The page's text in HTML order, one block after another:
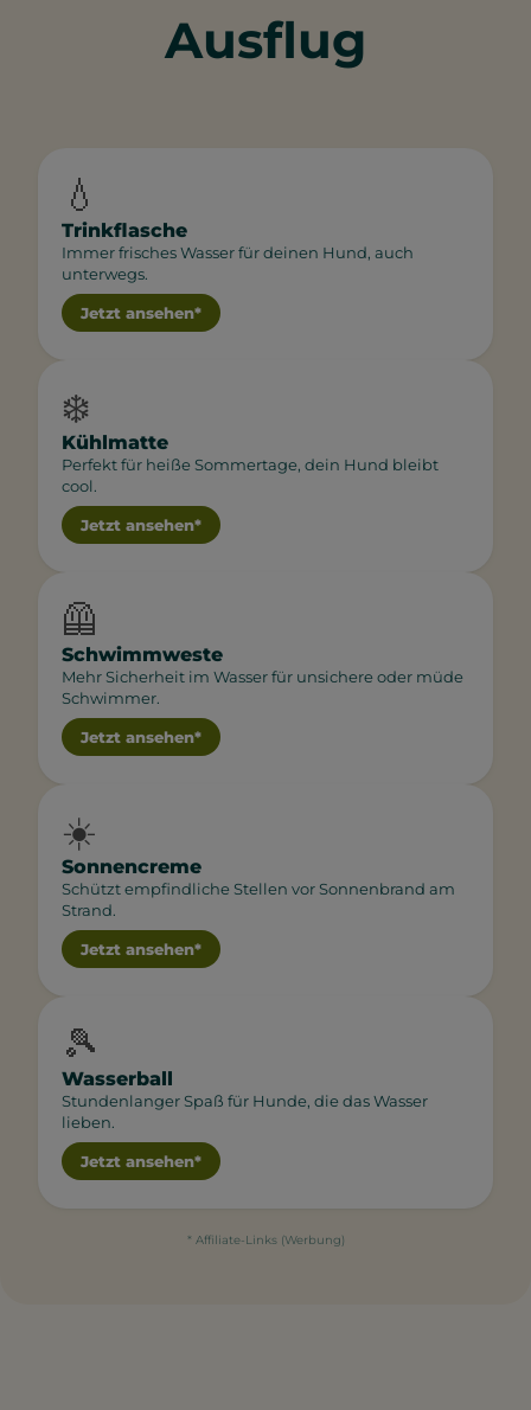
Ausflug
💧
Trinkflasche
Immer frisches Wasser für deinen Hund, auch
unterwegs.
Jetzt ansehen*
❄️
Kühlmatte
Perfekt für heiße Sommertage, dein Hund bleibt
cool.
Jetzt ansehen*
🦺
Schwimmweste
Mehr Sicherheit im Wasser für unsichere oder müde
Schwimmer.
Jetzt ansehen*
☀️
Sonnencreme
Schützt empfindliche Stellen vor Sonnenbrand am
Strand.
Jetzt ansehen*
🎾
Wasserball
Stundenlanger Spaß für Hunde, die das Wasser
lieben.
Jetzt ansehen*
* Affiliate-Links (Werbung)